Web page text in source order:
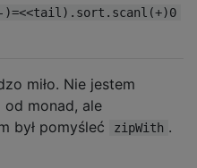
)=<<tail).sort.scanl(+)0
miło. Nie jestem
od monad, ale
był pomyśleć
zipWith .